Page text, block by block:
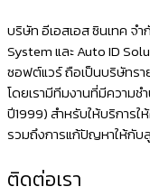
บริษัท อีเอสเอส ซินเทค จ
System และ Auto ID
ซอฟต์แวร์ ถือเป็นบริษัทรา
โดยเรามีทีมงานที่มีความ
ปี1999) สำหรับให้บริการ
รวมถึงการแก้ปัญหาให้กับ
ติดต่อเรา